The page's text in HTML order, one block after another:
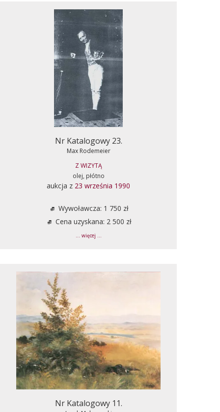
Nr Katalogowy 23.
Max Rodemeier
Z WIZYTĄ
olej, płótno
aukcja z 23 września 1990
Wywoławcza: 1 750 zł
Cena uzyskana: 2 500 zł
... więcej ...
Nr Katalogowy 11.